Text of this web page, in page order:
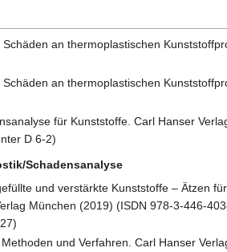
an thermoplastischen
an thermoplastischen
für Kunststoffe. Carl Hanser
D 6-2)
Schadensanalyse
und verstärkte Kunststoffe – Ätzen
München (2019) (ISDN 978-3-446-
und Verfahren. Carl Hanser